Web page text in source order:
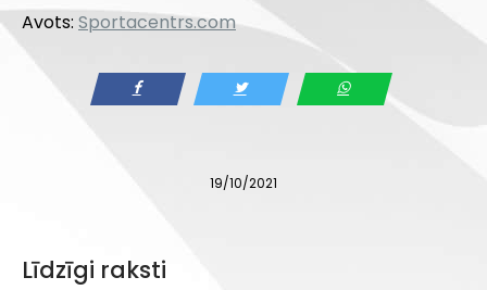
Avots: Sportacentrs.com
19/10/2021
Līdzīgi raksti